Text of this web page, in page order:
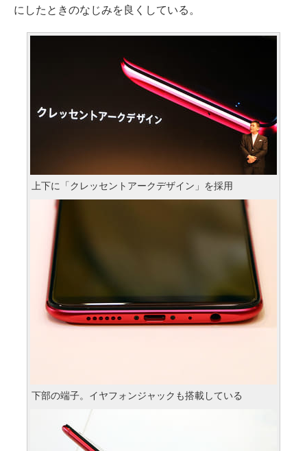
にしたときのなじみを良くしている。
上下に「クレッセントアークデザイン」を採用
下部の端子。イヤフォンジャックも搭載している